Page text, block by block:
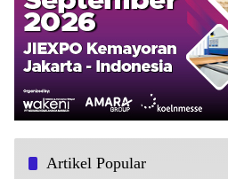
Artikel Popular